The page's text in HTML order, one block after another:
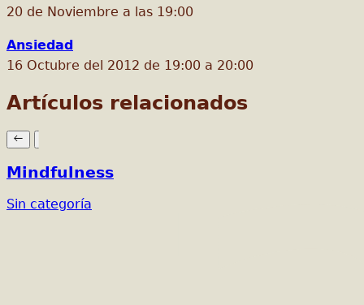
20 de Noviembre a las 19:00
Ansiedad
16 Octubre del 2012 de 19:00 a 20:00
Artículos relacionados
Mindfulness
Sin categoría